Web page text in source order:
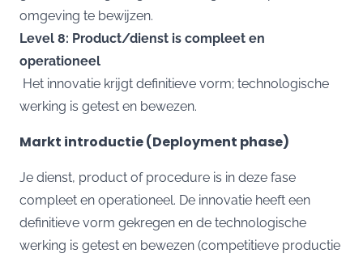
omgeving te bewijzen.
Level 8: Product/dienst is compleet en
operationeel
Het innovatie krijgt definitieve vorm; technologische
werking is getest en bewezen.
Markt introductie (Deployment phase)
Je dienst, product of procedure is in deze fase
compleet en operationeel. De innovatie heeft een
definitieve vorm gekregen en de technologische
werking is getest en bewezen (competitieve productie